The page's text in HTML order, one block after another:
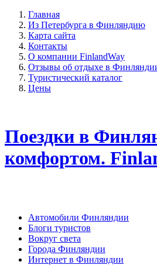
Главная
Из Петербурга в Финляндию
Карта сайта
Контакты
О компании FinlandWay
Отзывы об отдыхе в
Туристический каталог
Цены
Поездки в
комфортом.
Автомобили Финляндии
Блоги туристов
Вокруг света
Города Финляндии
Интернет в Финляндии